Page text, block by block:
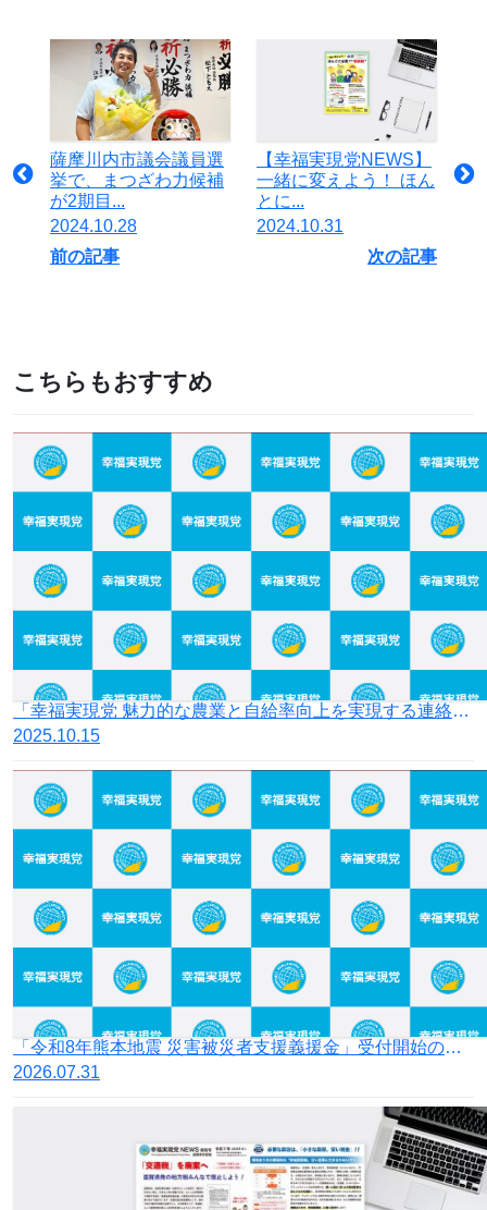
薩摩川内市議会議員選
挙で、まつざわ力候補
が2期目...
2024.10.28
前の記事
【幸福実現党NEWS】
一緒に変えよう！ ほん
とに...
2024.10.31
次の記事
こちらもおすすめ
「幸福実現党 魅⼒的な農業と⾃給率向上を実現する連絡会議」を設立
2025.10.15
「令和8年熊本地震 災害被災者支援義援金」受付開始のお知らせ
2026.07.31